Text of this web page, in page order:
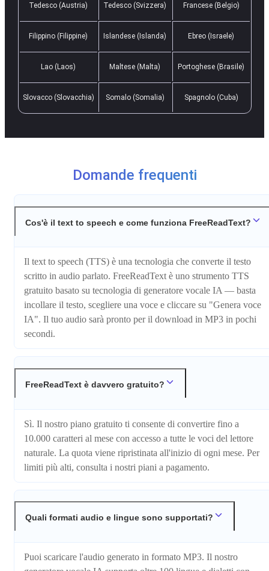
Tedesco (Austria) Tedesco (Svizzera) Francese (Belgio)
Filippino (Filippine) Islandese (Islanda) Ebreo (Israele)
Lao (Laos) Maltese (Malta) Portoghese (Brasile)
Slovacco (Slovacchia) Somalo (Somalia) Spagnolo (Cuba)
Domande frequenti
Cos'è il text to speech e come funziona FreeReadText?
Il text to speech (TTS) è una tecnologia che converte il testo
scritto in audio parlato. FreeReadText è uno strumento TTS
gratuito basato su tecnologia di generatore vocale IA — basta
incollare il testo, scegliere una voce e cliccare su "Genera voce
IA". Il tuo audio sarà pronto per il download in MP3 in pochi
secondi.
FreeReadText è davvero gratuito?
Sì. Il nostro piano gratuito ti consente di convertire fino a
10.000 caratteri al mese con accesso a tutte le voci del lettore
naturale. La quota viene ripristinata all'inizio di ogni mese. Per
limiti più alti, consulta i nostri piani a pagamento.
Quali formati audio e lingue sono supportati?
Puoi scaricare l'audio generato in formato MP3. Il nostro